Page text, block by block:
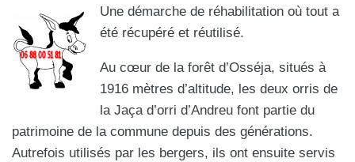
Une démarche de réhabilitation où tout a
été récupéré et réutilisé.
Au cœur de la forêt d’Osséja, situés à
1916 mètres d’altitude, les deux orris de
la Jaça d’orri d’Andreu font partie du
patrimoine de la commune depuis des générations.
Autrefois utilisés par les bergers, ils ont ensuite servis